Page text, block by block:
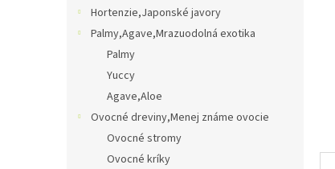
Hortenzie,Japonské javory
Palmy,Agave,Mrazuodolná exotika
Palmy
Yuccy
Agave,Aloe
Ovocné dreviny,Menej známe ovocie
Ovocné stromy
Ovocné kríky